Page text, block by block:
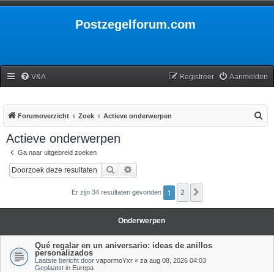
Postzegelforum.com
V&A Aanmelden
Registreer
Forumoverzicht Zoek Actieve onderwerpen
Actieve onderwerpen
Ga naar uitgebreid zoeken
Zoek
Er zijn 34 resultaten gevonden 1 2
Onderwerpen
Qué regalar en un aniversario: ideas de anillos
personalizados
Laatste bericht door vapormoYxr « za aug 08, 2026 04:03
Geplaatst in Europa